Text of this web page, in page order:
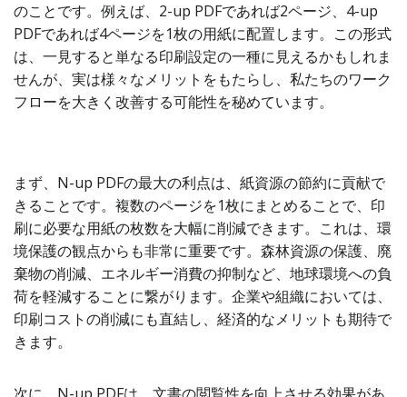
のことです。例えば、2-up PDFであれば2ページ、4-up
PDFであれば4ページを1枚の用紙に配置します。この形式
は、一見すると単なる印刷設定の一種に見えるかもしれま
せんが、実は様々なメリットをもたらし、私たちのワーク
フローを大きく改善する可能性を秘めています。
まず、N-up PDFの最大の利点は、紙資源の節約に貢献で
きることです。複数のページを1枚にまとめることで、印
刷に必要な用紙の枚数を大幅に削減できます。これは、環
境保護の観点からも非常に重要です。森林資源の保護、廃
棄物の削減、エネルギー消費の抑制など、地球環境への負
荷を軽減することに繋がります。企業や組織においては、
印刷コストの削減にも直結し、経済的なメリットも期待で
きます。